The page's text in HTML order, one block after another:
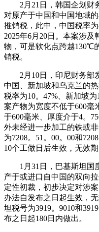
2月21日，韩国企划财
对原产于中国和中国地域
推销税，此中，中国税率
2025年6月20日。本案涉及
物，可是软化点跨越130℃
销税。
2月10日，印尼财务部
中国、新加坡和乌克兰的
税率为10。47%、新加坡
案产物为宽度不低于600毫
于600毫米、厚度介于4。
外未经进一步加工的铁或
为7208。51。00。00和
10个工做日后生效，无效期
1月31日，巴基斯坦国
产于或进口自中国的双向
定性初裁，初步决定对涉
办法自发布之日起生效，
坦税号为3919。9010和
布之日起180日内做出。